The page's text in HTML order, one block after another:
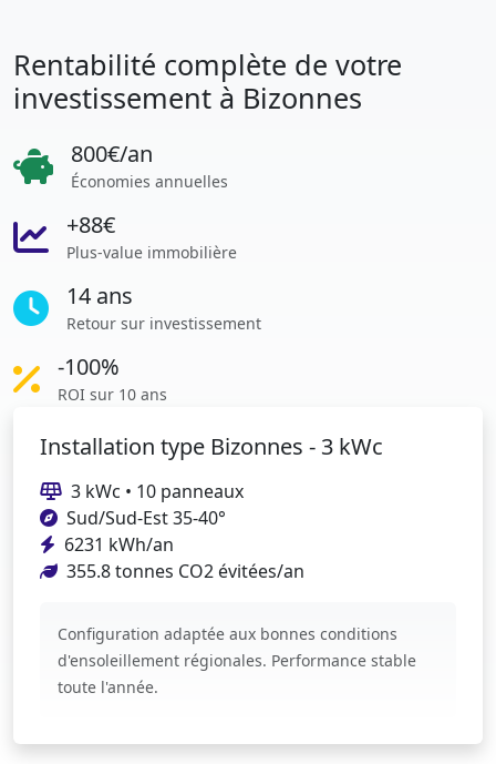
Rentabilité complète de votre
investissement à Bizonnes
800€/an
Économies annuelles
+88€
Plus-value immobilière
14 ans
Retour sur investissement
-100%
ROI sur 10 ans
Installation type Bizonnes - 3 kWc
3 kWc • 10 panneaux
Sud/Sud-Est 35-40°
6231 kWh/an
355.8 tonnes CO2 évitées/an
Configuration adaptée aux bonnes conditions
d'ensoleillement régionales. Performance stable
toute l'année.